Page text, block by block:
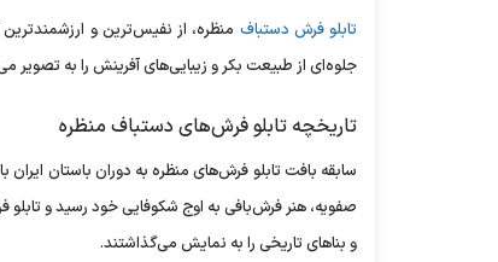
تابلو فرش دستباف منظره، از نفیس‌ترین و
جلوه‌ای از طبیعت بکر و زیبایی‌های آفرینش را به
تاریخچه تابلو فرش‌های دستباف منظره
سابقه بافت تابلو فرش‌های منظره به دوران باستان
صفویه، هنر فرش‌بافی به اوج شکوفایی خود رسید و تابلو
و بنا‌های تاریخی را به نمایش می‌گذاشتند.